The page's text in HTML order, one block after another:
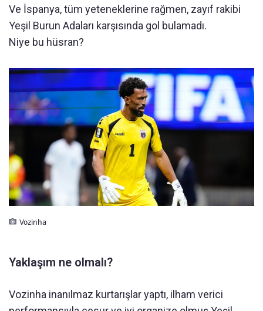
Ve İspanya, tüm yeteneklerine rağmen, zayıf rakibi
Yeşil Burun Adaları karşısında gol bulamadı.
Niye bu hüsran?
Vozinha
Yaklaşım ne olmalı?
Vozinha inanılmaz kurtarışlar yaptı, ilham verici